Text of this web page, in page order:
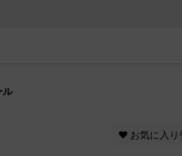
ル
♥ お気に入り